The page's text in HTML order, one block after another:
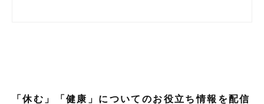
「休む」「健康」についてのお役立ち情報を配信